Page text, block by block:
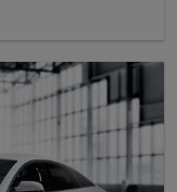
วถังรถยนต์